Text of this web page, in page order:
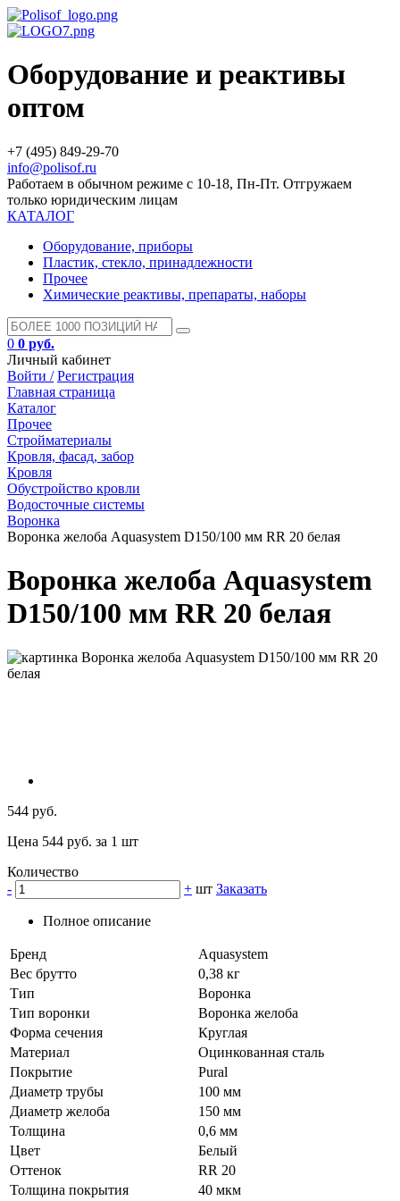
Оборудование и реактивы
оптом
+7 (495) 849-29-70
info@polisof.ru
Работаем в обычном режиме с 10-18, Пн-Пт. Отгружаем
только юридическим лицам
КАТАЛОГ
Оборудование, приборы
Пластик, стекло, принадлежности
Прочее
Химические реактивы, препараты, наборы
0 0 руб.
Личный кабинет
Войти / Регистрация
Главная страница
Каталог
Прочее
Стройматериалы
Кровля, фасад, забор
Кровля
Обустройство кровли
Водосточные системы
Воронка
Воронка желоба Aquasystem D150/100 мм RR 20 белая
Воронка желоба Aquasystem
D150/100 мм RR 20 белая
544 руб.
Цена 544 руб. за 1 шт
Количество
-
+ шт Заказать
Полное описание
Бренд
Aquasystem
Вес брутто
0,38 кг
Тип
Воронка
Тип воронки
Воронка желоба
Форма сечения
Круглая
Материал
Оцинкованная сталь
Покрытие
Pural
Диаметр трубы
100 мм
Диаметр желоба
150 мм
Толщина
0,6 мм
Цвет
Белый
Оттенок
RR 20
Толщина покрытия
40 мкм